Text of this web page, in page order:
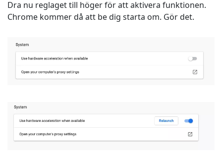
Dra nu reglaget till höger för att aktivera funktionen.
Chrome kommer då att be dig starta om. Gör det.